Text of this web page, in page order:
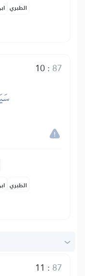
الطبري
10: 87
الطبري
11 : 87